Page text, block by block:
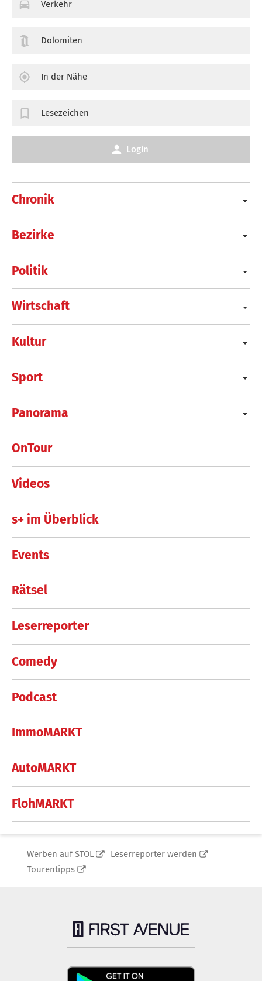
Chronik
Bezirke
Politik
Wirtschaft
Kultur
Sport
Panorama
OnTour
Videos
s+ im Überblick
Events
Rätsel
Leserreporter
Comedy
Podcast
ImmoMARKT
AutoMARKT
FlohMARKT
Verkehr
Dolomiten
In der Nähe
Lesezeichen
Login
Werben auf STOL
Leserreporter werden
Tourentipps